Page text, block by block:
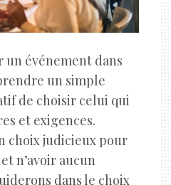
un événement dans
un simple
de choisir celui qui
et exigences.
choix judicieux pour
n’avoir aucun
dans le choix